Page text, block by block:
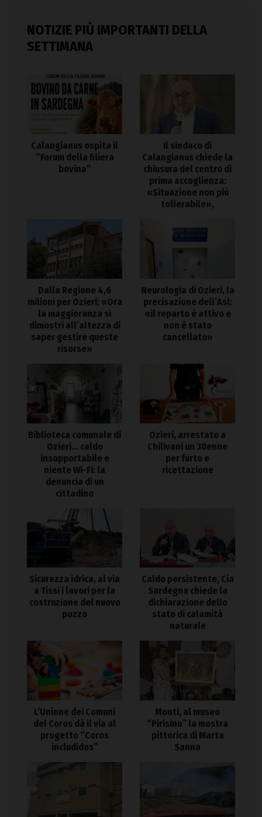
NOTIZIE PIÙ IMPORTANTI DELLA
SETTIMANA
Calangianus ospita il
“Forum della filiera
bovina”
Il sindaco di
Calangianus chiede la
chiusura del centro di
prima accoglienza:
«Situazione non più
tollerabile»,
Dalla Regione 4,6
milioni per Ozieri: «Ora
la maggioranza si
dimostri all’altezza di
saper gestire queste
risorse»
Neurologia di Ozieri, la
precisazione dell’Asl:
«il reparto è attivo e
non è stato
cancellato»
Biblioteca comunale di
Ozieri… caldo
insopportabile e
niente Wi-Fi: la
denuncia di un
cittadino
Ozieri, arrestato a
Chilivani un 30enne
per furto e
ricettazione
Sicurezza idrica, al via
a Tissi i lavori per la
costruzione del nuovo
pozzo
Caldo persistente, Cia
Sardegna chiede la
dichiarazione dello
stato di calamità
naturale
L’Unione dei Comuni
del Coros dà il via al
progetto “Coros
includidos”
Monti, al museo
“Pirisinu” la mostra
pittorica di Marta
Sanna